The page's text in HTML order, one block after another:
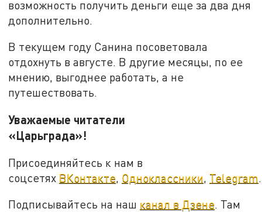
возможность получить деньги еще за два дня
дополнительно.
В текущем году Санина посоветовала
отдохнуть в августе. В другие месяцы, по ее
мнению, выгоднее работать, а не
путешествовать.
Уважаемые читатели
«Царьграда»!
Присоединяйтесь к нам в
соцсетях ВКонтакте Одноклассники Telegram
Подписывайтесь на наш канал в Дзене. Там